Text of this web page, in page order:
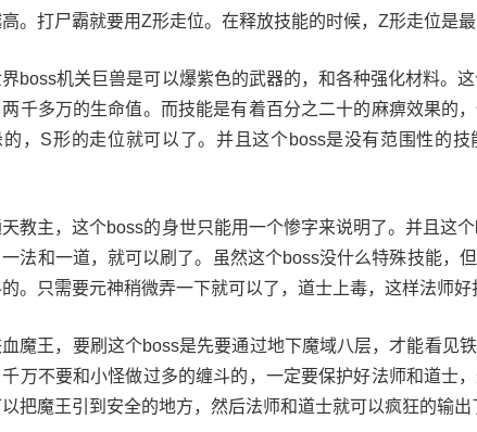
。打尸霸就要用Z形走位。在释放技能的时候，Z形走位是最
boss机关巨兽是可以爆紫色的武器的，和各种强化材料。
千多万的生命值。而技能是有着百分之二十的麻痹效果的
的，S形的走位就可以了。并且这个boss是没有范围性的
教主，这个boss的身世只能用一个惨字来说明了。并且这
法和一道，就可以刷了。虽然这个boss没什么特殊技能，
。只需要元神稍微弄一下就可以了，道士上毒，这样法师好
魔王，要刷这个boss是先要通过地下魔域八层，才能看见
万不要和小怪做过多的缠斗的，一定要保护好法师和道士
把魔王引到安全的地方，然后法师和道士就可以疯狂的输出